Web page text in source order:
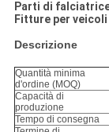
Parti di
Fitture per
Descrizione
Quantità minima
d'ordine (MOQ)
Capacità di
produzione
Tempo di consegna